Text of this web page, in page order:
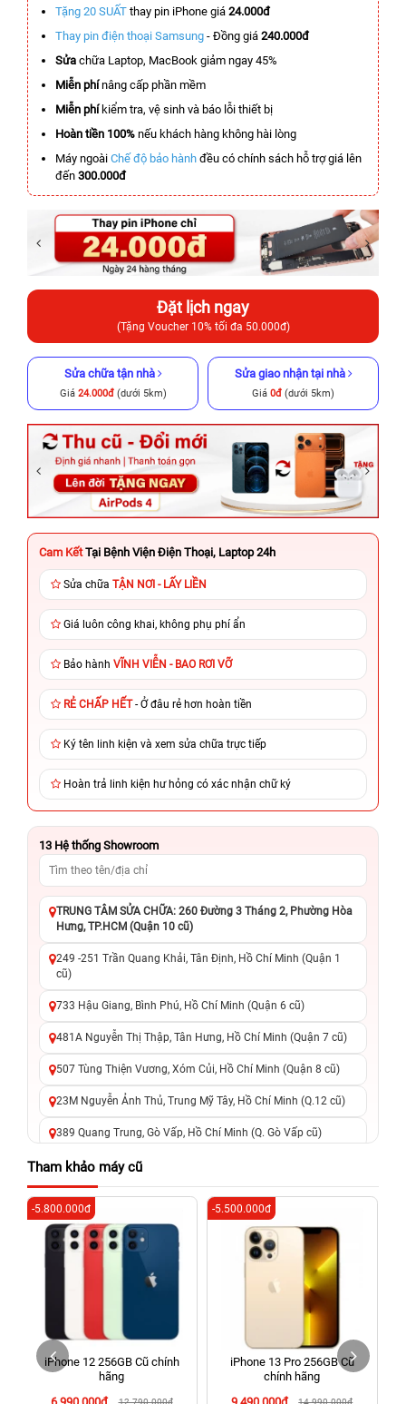
Tặng 20 SUẤT thay pin iPhone giá 24.000đ
Thay pin điện thoại Samsung - Đồng giá 240.000đ
Sửa chữa Laptop, MacBook giảm ngay 45%
Miễn phínâng cấp phần mềm
Miễn phíkiểm tra, vệ sinh và báo lỗi thiết bị
Hoàn tiền 100% nếu khách hàng không hài lòng
Máy ngoài Chế độ bảo hành đều có chính sách hỗ trợ giá lên
đến 300.000đ
Đặt lịch ngay
(Tặng Voucher 10% tối đa 50.000đ)
Sửa chữa tận nhà
Giá 24.000đ(dưới 5km)
Sửa giao nhận tại nhà
Giá 0đ (dưới 5km)
Cam Kết Tại Bệnh Viện Điện Thoại, Laptop 24h
Sửa chữa TẬN NƠI - LẤY LIỀN
Giá luôn công khai, không phụ phí ẩn
Bảo hành VĨNH VIỄN - BAO RƠI VỠ
RẺ CHẤP HẾT- Ở đâu rẻ hơn hoàn tiền
Ký tên linh kiện và xem sửa chữa trực tiếp
Hoàn trả linh kiện hư hỏng có xác nhận chữ ký
13 Hệ thống Showroom
TRUNG TÂM SỬA CHỮA: 260 Đường 3 Tháng 2, Phường Hòa
Hưng, TP.HCM (Quận 10 cũ)
249 -251 Trần Quang Khải, Tân Định, Hồ Chí Minh (Quận 1
cũ)
733 Hậu Giang, Bình Phú, Hồ Chí Minh (Quận 6 cũ)
481A Nguyễn Thị Thập, Tân Hưng, Hồ Chí Minh (Quận 7 cũ)
507 Tùng Thiện Vương, Xóm Củi, Hồ Chí Minh (Quận 8 cũ)
23M Nguyễn Ảnh Thủ, Trung Mỹ Tây, Hồ Chí Minh (Q.12 cũ)
389 Quang Trung, Gò Vấp, Hồ Chí Minh (Q. Gò Vấp cũ)
625 - 625A Âu Cơ, Tân Phú, Hồ Chí Minh (Quận Tân Phú cũ)
326 Lê Văn Việt, Tăng Nhơn Phú, Hồ Chí Minh (Q.9 TP. Thủ
Đức cũ)
256 Võ Văn Ngân, Thủ Đức, Hồ Chí Minh (Bình Thọ, TP. Thủ
70 Nguyễn An Ninh, Dĩ An, Hồ Chí Minh (Bình Dương Cũ)
Tàu cũ)
198 Hoàng Văn Thụ, Tân Sơn Nhất, Hồ Chí Minh (Tân Bình
Tham khảo máy cũ
iPhone 12 256GB Cũ chính
hãng
12.790.000đ
-5.800.000đ
iPhone 13 Pro 256GB Cũ
chính hãng
14.990.000đ
-5.500.000đ